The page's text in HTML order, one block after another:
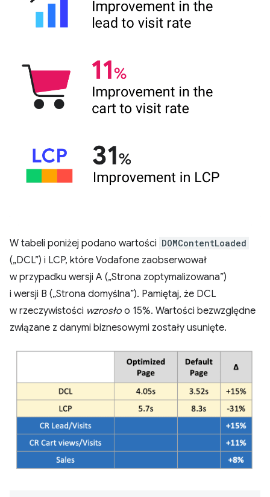
W tabeli poniżej podano wartości DOMContentLoaded
(„DCL”) i LCP, które Vodafone zaobserwował
w przypadku wersji A („Strona zoptymalizowana”)
i wersji B („Strona domyślna”). Pamiętaj, że DCL
w rzeczywistości wzrosło o 15%. Wartości bezwzględne
związane z danymi biznesowymi zostały usunięte.